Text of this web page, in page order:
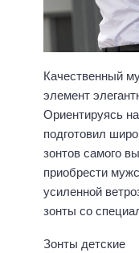
Качественный
элемент
Ориентируясь
подготовил
зонтов самого
приобрести
усиленной
зонты со
Зонты детские